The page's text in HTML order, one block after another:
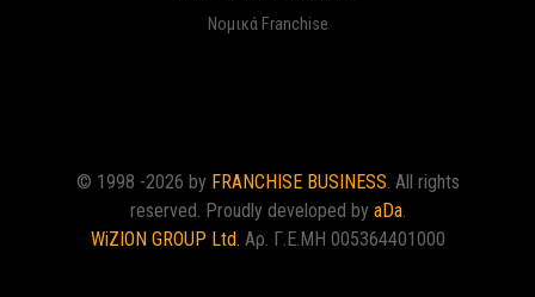
Νομικά Franchise
© 1998 -2026 by FRANCHISE BUSINESS. All rights
reserved. Proudly developed by aDa.
WiZION GROUP Ltd. Αρ. Γ.Ε.ΜΗ 005364401000